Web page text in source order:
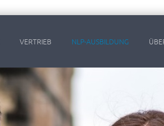
VERTRIEB NLP-AUSBILDUNG